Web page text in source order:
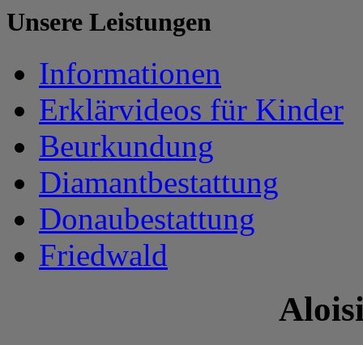
Unsere Leistungen
Informationen
Erklärvideos für Kinder
Beurkundung
Diamantbestattung
Donaubestattung
Friedwald